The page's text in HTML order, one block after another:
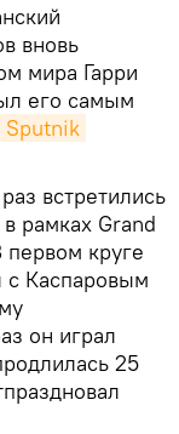
вновь
мира Гарри
его самым
Sputnik
встретились
рамках Grand
первом круге
с Каспаровым
он играл
25